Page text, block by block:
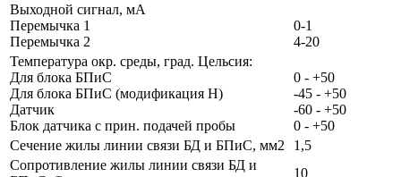
Выходной сигнал, мА
Перемычка 1
Перемычка 2
0-1
4-20
Температура окр. среды, град. Цельсия:
Для блока БПиС
Для блока БПиС (модификация Н)
Датчик
Блок датчика c прин. подачей пробы
0 - +50
-45 - +50
-60 - +50
0 - +50
Сечение жилы линии связи БД и БПиС, мм2
1,5
Сопротивление жилы линии связи БД и
10